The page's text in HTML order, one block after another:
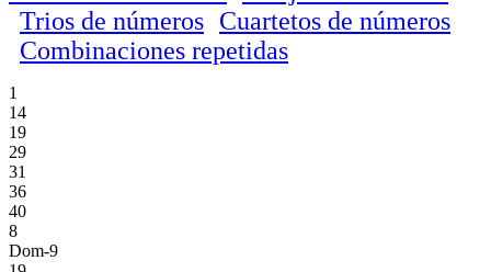
Trios de números Cuartetos de números
Combinaciones repetidas
1
14
19
29
31
36
40
8
Dom-9